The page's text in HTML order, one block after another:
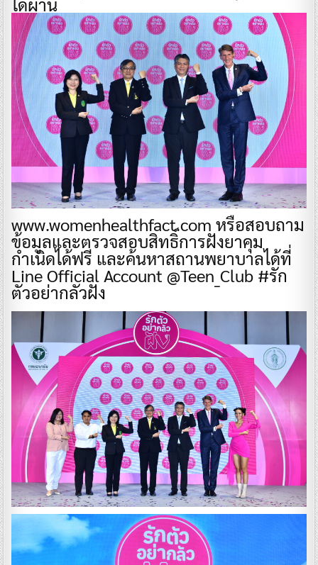
www.womenhealthfact.com หรือสอบถาม
ข้อมูลและตรวจสอบสิทธิ์การฝังยาคุม
กำเนิดได้ฟรี และค้นหาสถานพยาบาลได้ที่
Line Official Account @Teen_Club #รัก
ตัวอย่ากลัวฝัง